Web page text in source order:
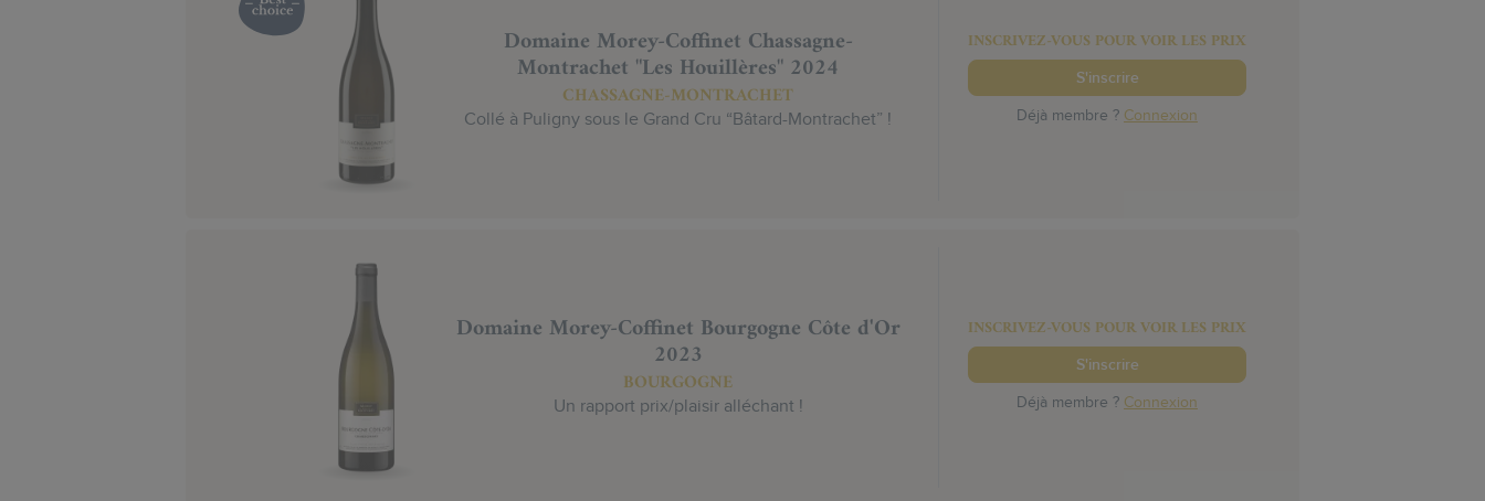
Domaine Morey-Coffinet Chassagne-
Montrachet "Les Houillères" 2024
CHASSAGNE-MONTRACHET
Collé à Puligny sous le Grand Cru “Bâtard-Montrachet” !
INSCRIVEZ-VOUS POUR VOIR LES PRIX
S'inscrire
Déjà membre ? Connexion
Domaine Morey-Coffinet Bourgogne Côte d'Or
2023
BOURGOGNE
Un rapport prix/plaisir alléchant !
INSCRIVEZ-VOUS POUR VOIR LES PRIX
S'inscrire
Déjà membre ? Connexion